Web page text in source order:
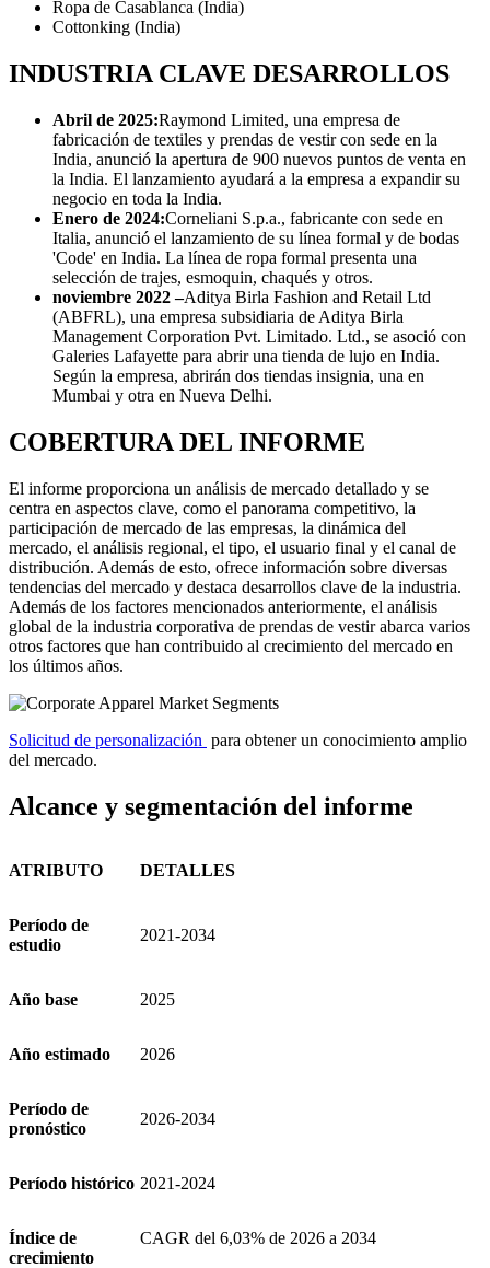
Ropa de Casablanca (India)
Cottonking (India)
INDUSTRIA CLAVE DESARROLLOS
Abril de 2025:Raymond Limited, una empresa de
fabricación de textiles y prendas de vestir con sede en la
India, anunció la apertura de 900 nuevos puntos de venta en
la India. El lanzamiento ayudará a la empresa a expandir su
negocio en toda la India.
Enero de 2024:Corneliani S.p.a., fabricante con sede en
Italia, anunció el lanzamiento de su línea formal y de bodas
'Code' en India. La línea de ropa formal presenta una
selección de trajes, esmoquin, chaqués y otros.
noviembre 2022 –Aditya Birla Fashion and Retail Ltd
(ABFRL), una empresa subsidiaria de Aditya Birla
Management Corporation Pvt. Limitado. Ltd., se asoció con
Galeries Lafayette para abrir una tienda de lujo en India.
Según la empresa, abrirán dos tiendas insignia, una en
Mumbai y otra en Nueva Delhi.
COBERTURA DEL INFORME
El informe proporciona un análisis de mercado detallado y se
centra en aspectos clave, como el panorama competitivo, la
participación de mercado de las empresas, la dinámica del
mercado, el análisis regional, el tipo, el usuario final y el canal de
distribución. Además de esto, ofrece información sobre diversas
tendencias del mercado y destaca desarrollos clave de la industria.
Además de los factores mencionados anteriormente, el análisis
global de la industria corporativa de prendas de vestir abarca varios
otros factores que han contribuido al crecimiento del mercado en
los últimos años.
Solicitud de personalización para obtener un conocimiento amplio
del mercado.
Alcance y segmentación del informe
ATRIBUTO DETALLES
Período de
estudio
2021-2034
Año base 2025
Año estimado 2026
Período de
pronóstico
2026-2034
Período histórico 2021-2024
Índice de
crecimiento
CAGR del 6,03% de 2026 a 2034